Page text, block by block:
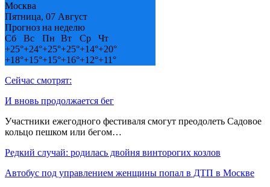
Москва
Пятница, 07 Август
Прогноз на неделю
Сб
Вс Пн Вт Ср
Чт
+25°+24°+25°+25°+14°+20°
+18°+15°+15°+16°+12°+11°
Сейчас смотрят:
И вновь продолжается бег
Участники ежегодного фестиваля смогут преодолеть Садовое
кольцо пешком или бегом…
Редкий случай: родилась двойня винторогих козлов
Автобус под управлением женщины попал в ДТП в Москве